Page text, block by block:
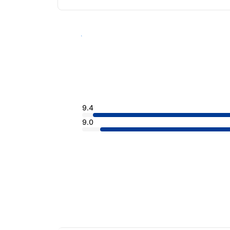
בדקו זמינות
9.4
9.0